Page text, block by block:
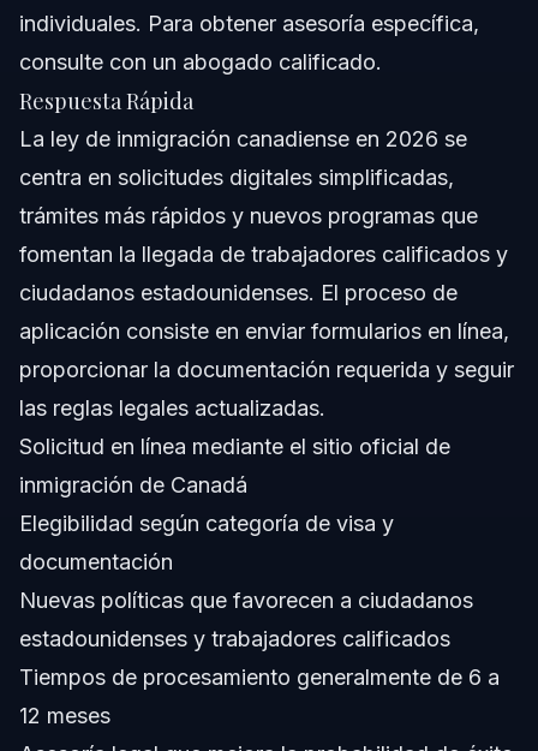
¿Cuál es el último cambio en la ley de inmigración
canadiense en 2026?
¿Pueden los ciudadanos de EE. UU. inmigrar a Canadá
más fácilmente en 2026?
¿Cuáles son los requisitos básicos para inmigrar a
Canadá?
¿Canadá sigue aceptando inmigrantes en 2026?
Canadá desde Orlando?
¿Qué errores debo evitar al solicitar inmigración
canadiense?
¿Cuánto tiempo tarda el proceso de inmigración
canadiense en 2026?
¿Puede un abogado de inmigración ayudar con asuntos
de la ley de inmigración canadiense?
Fuentes y Referencias
individuales. Para obtener asesoría específica,
consulte con un abogado calificado.
Respuesta Rápida
La ley de inmigración canadiense en 2026 se
centra en solicitudes digitales simplificadas,
trámites más rápidos y nuevos programas que
fomentan la llegada de trabajadores calificados y
ciudadanos estadounidenses. El proceso de
aplicación consiste en enviar formularios en línea,
proporcionar la documentación requerida y seguir
las reglas legales actualizadas.
Solicitud en línea mediante el sitio oficial de
inmigración de Canadá
Elegibilidad según categoría de visa y
documentación
Nuevas políticas que favorecen a ciudadanos
estadounidenses y trabajadores calificados
Tiempos de procesamiento generalmente de 6 a
12 meses